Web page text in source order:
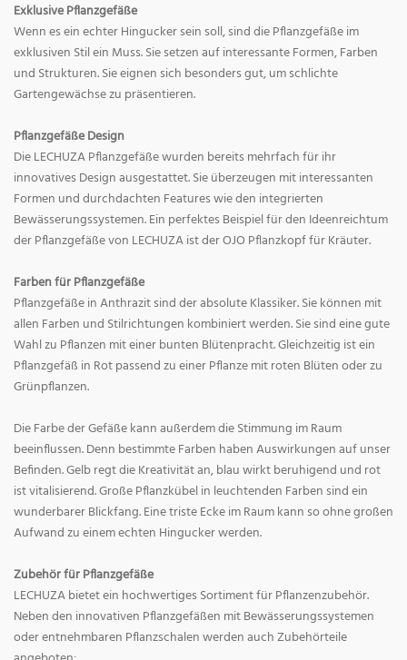
Exklusive Pflanzgefäße
Wenn es ein echter Hingucker sein soll, sind die Pflanzgefäße im
exklusiven Stil ein Muss. Sie setzen auf interessante Formen, Farben
und Strukturen. Sie eignen sich besonders gut, um schlichte
Gartengewächse zu präsentieren.
Pflanzgefäße Design
Die LECHUZA Pflanzgefäße wurden bereits mehrfach für ihr
innovatives Design ausgestattet. Sie überzeugen mit interessanten
Formen und durchdachten Features wie den integrierten
Bewässerungssystemen. Ein perfektes Beispiel für den Ideenreichtum
der Pflanzgefäße von LECHUZA ist der OJO Pflanzkopf für Kräuter.
Farben für Pflanzgefäße
Pflanzgefäße in Anthrazit sind der absolute Klassiker. Sie können mit
allen Farben und Stilrichtungen kombiniert werden. Sie sind eine gute
Wahl zu Pflanzen mit einer bunten Blütenpracht. Gleichzeitig ist ein
Pflanzgefäß in Rot passend zu einer Pflanze mit roten Blüten oder zu
Grünpflanzen.
Die Farbe der Gefäße kann außerdem die Stimmung im Raum
beeinflussen. Denn bestimmte Farben haben Auswirkungen auf unser
Befinden. Gelb regt die Kreativität an, blau wirkt beruhigend und rot
ist vitalisierend. Große Pflanzkübel in leuchtenden Farben sind ein
wunderbarer Blickfang. Eine triste Ecke im Raum kann so ohne großen
Aufwand zu einem echten Hingucker werden.
Zubehör für Pflanzgefäße
LECHUZA bietet ein hochwertiges Sortiment für Pflanzenzubehör.
Neben den innovativen Pflanzgefäßen mit Bewässerungssystemen
oder entnehmbaren Pflanzschalen werden auch Zubehörteile